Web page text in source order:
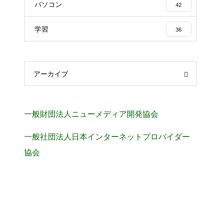
パソコン 42
学習 36
アーカイブ
一般財団法人ニューメディア開発協会
一般社団法人日本インターネットプロバイダー
協会